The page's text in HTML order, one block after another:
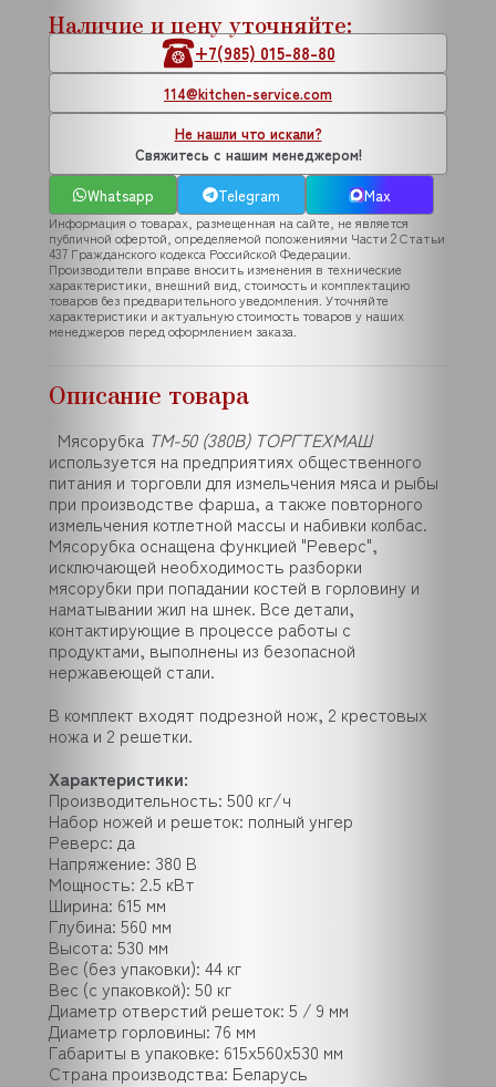
Наличие и цену уточняйте:
+7(985) 015-88-80
114@kitchen-service.com
Не нашли что искали?
Свяжитесь с нашим менеджером!
Whatsapp
Telegram Max
Информация о товарах, размещенная на сайте, не является
публичной офертой, определяемой положениями Части 2 Статьи
437 Гражданского кодекса Российской Федерации.
Производители вправе вносить изменения в технические
характеристики, внешний вид, стоимость и комплектацию
товаров без предварительного уведомления. Уточняйте
характеристики и актуальную стоимость товаров у наших
менеджеров перед оформлением заказа.
Описание товара
Мясорубка ТМ-50 (380В) ТОРГТЕХМАШ
используется на предприятиях общественного
питания и торговли для измельчения мяса и рыбы
при производстве фарша, а также повторного
измельчения котлетной массы и набивки колбас.
Мясорубка оснащена функцией "Реверс",
исключающей необходимость разборки
мясорубки при попадании костей в горловину и
наматывании жил на шнек. Все детали,
контактирующие в процессе работы с
продуктами, выполнены из безопасной
нержавеющей стали.
В комплект входят подрезной нож, 2 крестовых
ножа и 2 решетки.
Характеристики:
Производительность: 500 кг/ч
Набор ножей и решеток: полный унгер
Реверс: да
Напряжение: 380 В
Мощность: 2.5 кВт
Ширина: 615 мм
Глубина: 560 мм
Высота: 530 мм
Вес (без упаковки): 44 кг
Вес (с упаковкой): 50 кг
Диаметр отверстий решеток: 5 / 9 мм
Диаметр горловины: 76 мм
Габариты в упаковке: 615x560x530 мм
Страна производства: Беларусь